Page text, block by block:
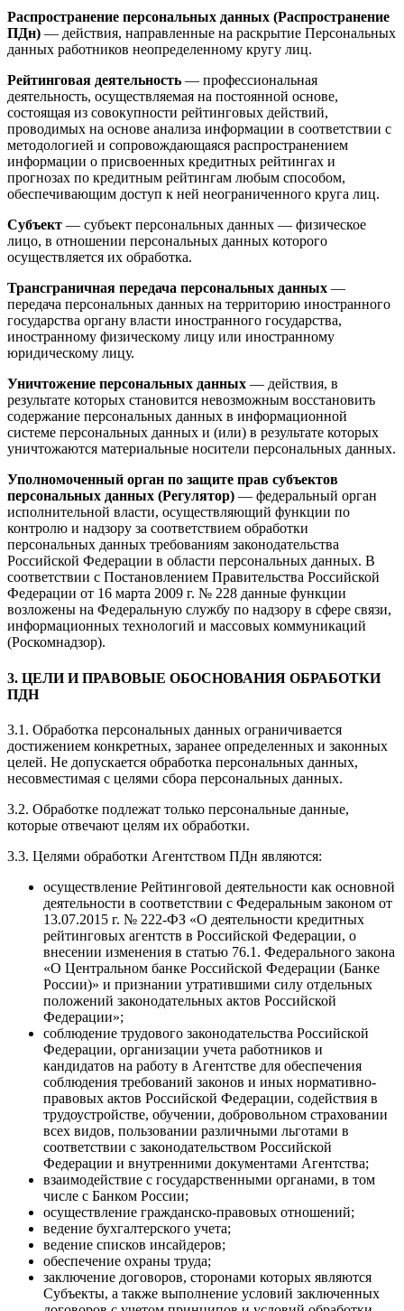
Распространение персональных данных (Распространение
ПДн) — действия, направленные на раскрытие Персональных
данных работников неопределенному кругу лиц.
Рейтинговая деятельность — профессиональная
деятельность, осуществляемая на постоянной основе,
состоящая из совокупности рейтинговых действий,
проводимых на основе анализа информации в соответствии с
методологией и сопровождающаяся распространением
информации о присвоенных кредитных рейтингах и
прогнозах по кредитным рейтингам любым способом,
обеспечивающим доступ к ней неограниченного круга лиц.
Субъект — субъект персональных данных — физическое
лицо, в отношении персональных данных которого
осуществляется их обработка.
Трансграничная передача персональных данных —
передача персональных данных на территорию иностранного
государства органу власти иностранного государства,
иностранному физическому лицу или иностранному
юридическому лицу.
Уничтожение персональных данных — действия, в
результате которых становится невозможным восстановить
содержание персональных данных в информационной
системе персональных данных и (или) в результате которых
уничтожаются материальные носители персональных данных.
Уполномоченный орган по защите прав субъектов
персональных данных (Регулятор) — федеральный орган
исполнительной власти, осуществляющий функции по
контролю и надзору за соответствием обработки
персональных данных требованиям законодательства
Российской Федерации в области персональных данных. В
соответствии с Постановлением Правительства Российской
Федерации от 16 марта 2009 г. № 228 данные функции
возложены на Федеральную службу по надзору в сфере связи,
информационных технологий и массовых коммуникаций
(Роскомнадзор).
3. ЦЕЛИ И ПРАВОВЫЕ ОБОСНОВАНИЯ ОБРАБОТКИ
ПДН
3.1. Обработка персональных данных ограничивается
достижением конкретных, заранее определенных и законных
целей. Не допускается обработка персональных данных,
несовместимая с целями сбора персональных данных.
3.2. Обработке подлежат только персональные данные,
которые отвечают целям их обработки.
3.3. Целями обработки Агентством ПДн являются:
осуществление Рейтинговой деятельности как основной
деятельности в соответствии с Федеральным законом от
13.07.2015 г. № 222-ФЗ «О деятельности кредитных
рейтинговых агентств в Российской Федерации, о
внесении изменения в статью 76.1. Федерального закона
«О Центральном банке Российской Федерации (Банке
России)» и признании утратившими силу отдельных
положений законодательных актов Российской
Федерации»;
соблюдение трудового законодательства Российской
Федерации, организации учета работников и
кандидатов на работу в Агентстве для обеспечения
соблюдения требований законов и иных нормативно-
правовых актов Российской Федерации, содействия в
трудоустройстве, обучении, добровольном страховании
всех видов, пользовании различными льготами в
соответствии с законодательством Российской
Федерации и внутренними документами Агентства;
взаимодействие с государственными органами, в том
числе с Банком России;
осуществление гражданско-правовых отношений;
ведение бухгалтерского учета;
ведение списков инсайдеров;
обеспечение охраны труда;
заключение договоров, сторонами которых являются
Субъекты, а также выполнение условий заключенных